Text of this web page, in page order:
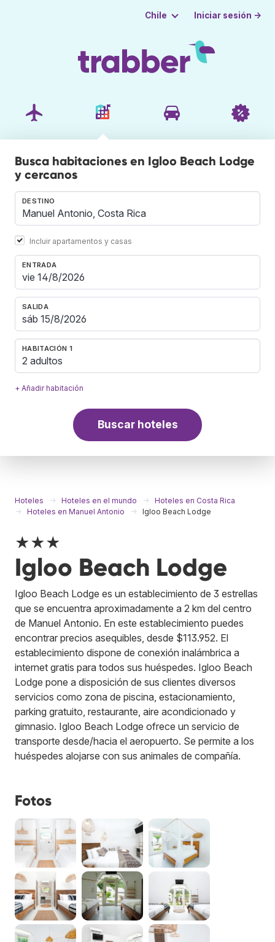
Chile Iniciar sesión →
Busca habitaciones en Igloo Beach Lodge
y cercanos
DESTINO
Incluir apartamentos y casas
ENTRADA
SALIDA
HABITACIÓN 1
2 adultos
+ Añadir habitación
Buscar hoteles
Hoteles Hoteles en el mundo
Hoteles en Costa Rica
Hoteles en Manuel Antonio
Igloo Beach Lodge
★★★
Igloo Beach Lodge
Igloo Beach Lodge es un establecimiento de 3 estrellas
que se encuentra aproximadamente a 2 km del centro
de Manuel Antonio. En este establecimiento puedes
encontrar precios asequibles, desde $113.952. El
establecimiento dispone de conexión inalámbrica a
internet gratis para todos sus huéspedes. Igloo Beach
Lodge pone a disposición de sus clientes diversos
servicios como zona de piscina, estacionamiento,
parking gratuito, restaurante, aire acondicionado y
gimnasio. Igloo Beach Lodge ofrece un servicio de
transporte desde/hacia el aeropuerto. Se permite a los
huéspedes alojarse con sus animales de compañía.
Fotos